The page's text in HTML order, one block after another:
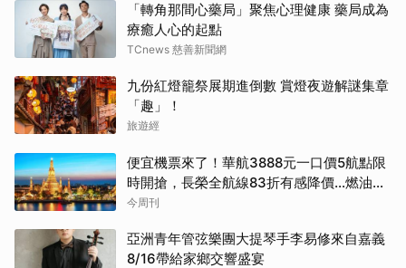
「轉角那間心藥局」聚焦心理健康 藥局成為
療癒人心的起點
TCnews 慈善新聞網
九份紅燈籠祭展期進倒數 賞燈夜遊解謎集章
「趣」！
旅遊經
便宜機票來了！華航3888元一口價5航點限
時開搶，長榮全航線83折有感降價…燃油稅
8/9調漲早買早省
今周刊
亞洲青年管弦樂團大提琴手李易修來自嘉義
8/16帶給家鄉交響盛宴